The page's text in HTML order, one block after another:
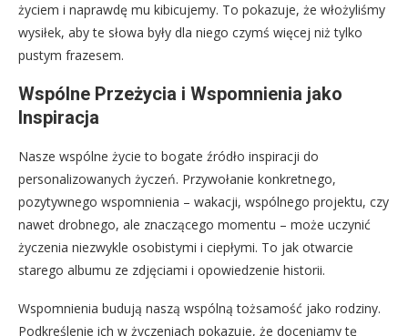
życiem i naprawdę mu kibicujemy. To pokazuje, że włożyliśmy
wysiłek, aby te słowa były dla niego czymś więcej niż tylko
pustym frazesem.
Wspólne Przeżycia i Wspomnienia jako
Inspiracja
Nasze wspólne życie to bogate źródło inspiracji do
personalizowanych życzeń. Przywołanie konkretnego,
pozytywnego wspomnienia – wakacji, wspólnego projektu, czy
nawet drobnego, ale znaczącego momentu – może uczynić
życzenia niezwykle osobistymi i ciepłymi. To jak otwarcie
starego albumu ze zdjęciami i opowiedzenie historii.
Wspomnienia budują naszą wspólną tożsamość jako rodziny.
Podkreślenie ich w życzeniach pokazuje, że doceniamy tę